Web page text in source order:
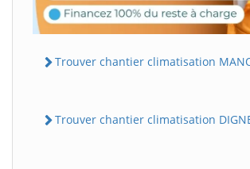
Trouver chantier climatisation
Trouver chantier climatisation